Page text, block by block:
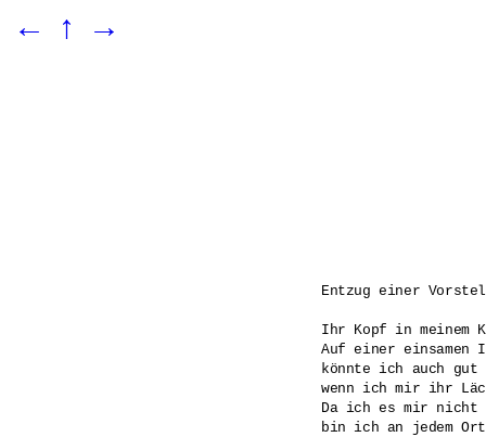
← ↑ →
Entzug einer
Ihr Kopf in meinem
Auf einer einsamen
könnte ich auch gut
wenn ich mir ihr
Da ich es mir nicht
bin ich an jedem